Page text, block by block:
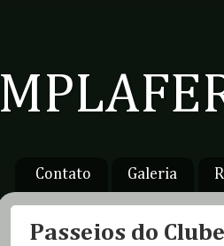
Contato Galeria
Passeios do